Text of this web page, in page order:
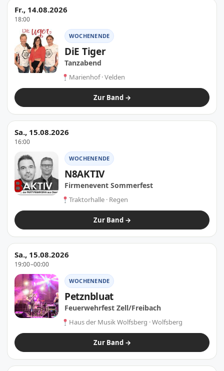
Fr., 14.08.2026
18:00
WOCHENENDE
DiE Tiger
Tanzabend
Marienhof · Velden
Zur Band →
Sa., 15.08.2026
16:00
WOCHENENDE
N8AKTIV
Firmenevent Sommerfest
Traktorhalle · Regen
Zur Band →
Sa., 15.08.2026
19:00–00:00
WOCHENENDE
Petznbluat
Feuerwehrfest Zell/Freibach
Haus der Musik Wolfsberg · Wolfsberg
Zur Band →